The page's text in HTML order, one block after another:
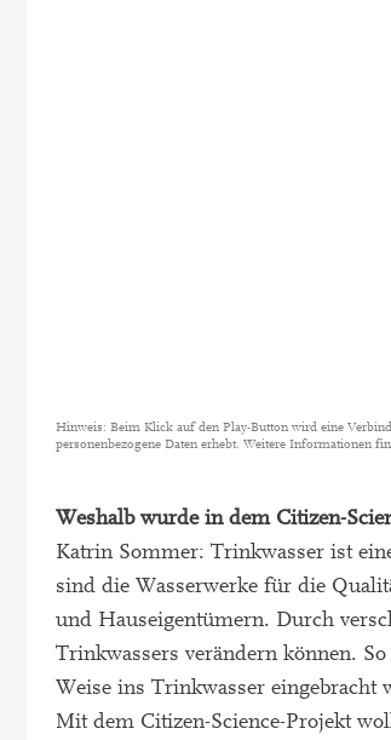
Hinweis: Beim Klick auf den Play-Button wird eine
personenbezogene Daten erhebt. Weitere Informationen
Weshalb wurde in dem Citizen-
Katrin Sommer: Trinkwasser ist
sind die Wasserwerke für die
und Hauseigentümern. Durch
Trinkwassers verändern können.
Weise ins Trinkwasser eingebracht
Mit dem Citizen-Science-Projekt